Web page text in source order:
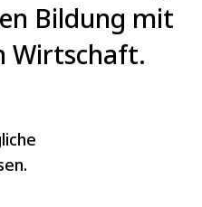
Bildung mit
Wirtschaft.